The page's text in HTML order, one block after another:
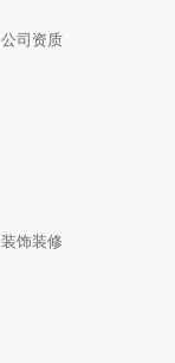
公司资质
装饰装修